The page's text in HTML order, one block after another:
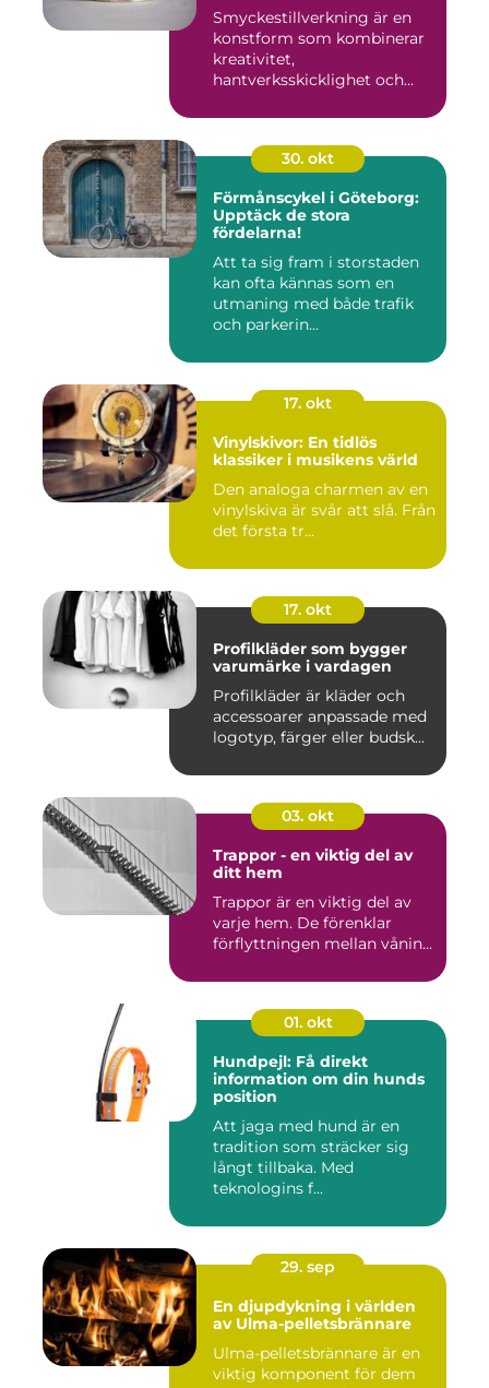
Smyckestillverkning är en
konstform som kombinerar
kreativitet,
hantverksskicklighet och
30. okt
Förmånscykel i Göteborg:
Upptäck de stora
fördelarna!
Att ta sig fram i storstaden
kan ofta kännas som en
utmaning med både trafik
och parkerin...
17. okt
Vinylskivor: En tidlös
klassiker i musikens värld
Den analoga charmen av en
vinylskiva är svår att slå. Från
det första tr...
17. okt
Profilkläder som bygger
varumärke i vardagen
Profilkläder är kläder och
accessoarer anpassade med
logotyp, färger eller budsk...
03. okt
Trappor - en viktig del av
ditt hem
Trappor är en viktig del av
varje hem. De förenklar
förflyttningen mellan vånin...
01. okt
Hundpejl: Få direkt
information om din hunds
position
Att jaga med hund är en
tradition som sträcker sig
långt tillbaka. Med
teknologins f...
29. sep
En djupdykning i världen
av Ulma-pelletsbrännare
Ulma-pelletsbrännare är en
viktig komponent för dem